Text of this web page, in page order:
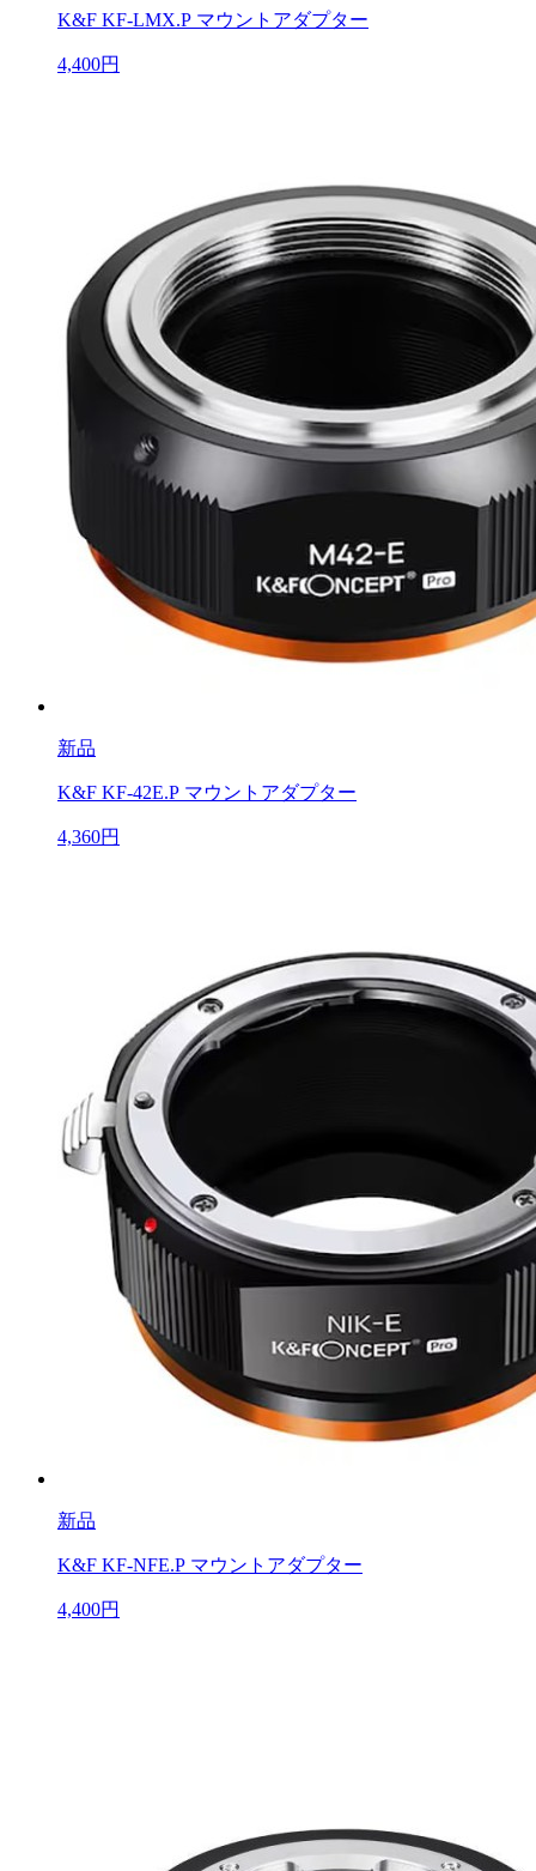
K&F KF-LMX.P マウントアダプター
4,400円
新品
K&F KF-42E.P マウントアダプター
4,360円
新品
K&F KF-NFE.P マウントアダプター
4,400円